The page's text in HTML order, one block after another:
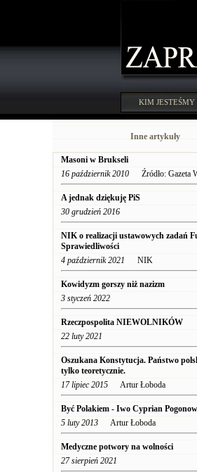
KIM JESTEŚMY
Inne artykuły
Masoni w Brukseli
16 październik 2010 Źródło: Gazeta
A jednak dziękuję PiS
30 grudzień 2016
NIK o realizacji ustawowych zadań
Sprawiedliwości
4 październik 2021 NIK
Kowidyzm gorszy niż nazizm
3 styczeń 2022
Rzeczpospolita NIEWOLNIKÓW
22 luty 2021
Oszukana Konstytucja. Państwo
tylko teoretycznie.
17 lipiec 2015 Artur Łoboda
Być Polakiem - Iwo Cyprian
5 luty 2013 Artur Łoboda
Medyczne potwory na wolności
27 sierpień 2021